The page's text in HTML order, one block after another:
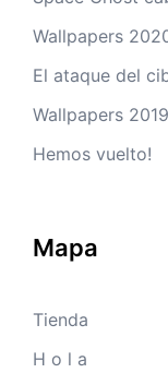
Wallpapers
El ataque del
Wallpapers 2019
Hemos vuelto!
Mapa
Tienda
H o l a